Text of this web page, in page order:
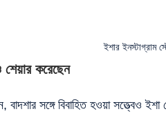
ইশার ইনস্টাগ্রাম
শেয়ার করেছেন
সঙ্গে বিবাহিত হওয়া সত্ত্বেও